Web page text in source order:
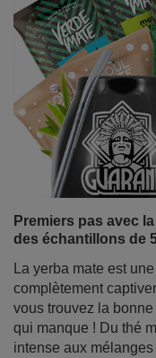
Premiers pas avec
des échantillons de
La yerba mate est
complètement
vous trouvez la
qui manque ! Du thé
surprenantes, en
délicates et
retrouver lorsque l'on
La solution est simple
en sachets pratiques
goûter, explorer les
découvrir rapidement